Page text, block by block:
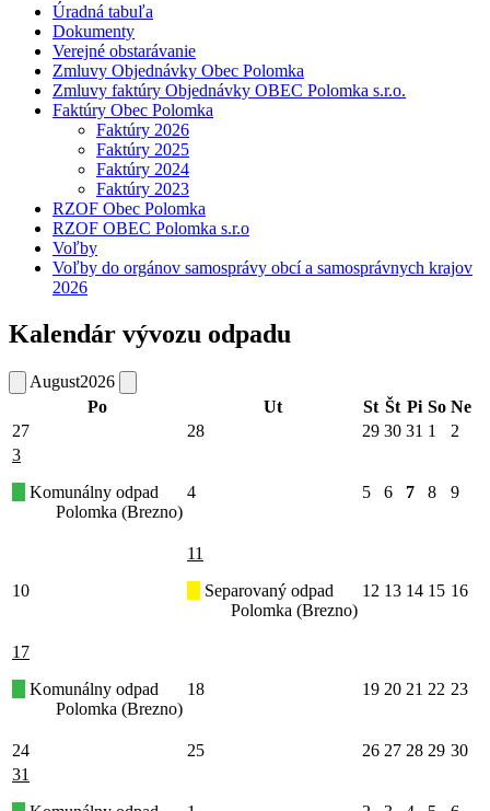
Úradná tabuľa
Dokumenty
Verejné obstarávanie
Zmluvy Objednávky Obec Polomka
Zmluvy faktúry Objednávky OBEC Polomka s.r.o.
Faktúry Obec Polomka
Faktúry 2026
Faktúry 2025
Faktúry 2024
Faktúry 2023
RZOF Obec Polomka
RZOF OBEC Polomka s.r.o
Voľby
Voľby do orgánov samosprávy obcí a samosprávnych krajov
2026
Kalendár vývozu odpadu
August2026
Po
Ut St Št Pi So Ne
27
28 29 30 31 1
2
3
Komunálny odpad
Polomka (Brezno)
4 5 6 7 8 9
10
11
Separovaný odpad
Polomka (Brezno)
12 13 14 15 16
17
Komunálny odpad
Polomka (Brezno)
18 19 20 21 22 23
24 25 26 27 28 29 30
31